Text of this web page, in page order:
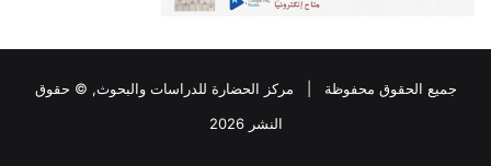
جميع الحقوق محفوظة | مركز الحضارة للدراسات والبحوث, © حقوق
النشر 2026